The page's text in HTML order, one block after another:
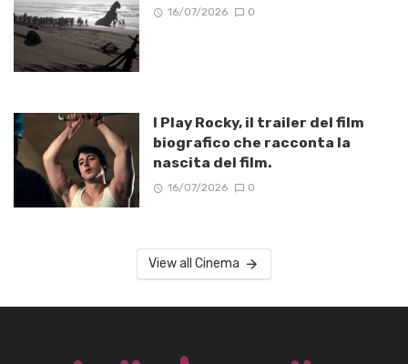
16/07/2026 0
I Play Rocky, il trailer del film
biografico che racconta la
nascita del film.
16/07/2026 0
View all Cinema